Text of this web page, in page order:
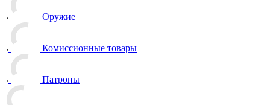
Оружие
Комиссионные товары
Патроны